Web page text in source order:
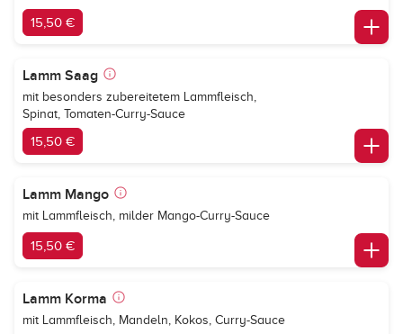
15,50 €
Lamm Saag
mit besonders zubereitetem Lammfleisch,
Spinat, Tomaten-Curry-Sauce
15,50 €
Lamm Mango
mit Lammfleisch, milder Mango-Curry-Sauce
15,50 €
Lamm Korma
mit Lammfleisch, Mandeln, Kokos, Curry-Sauce